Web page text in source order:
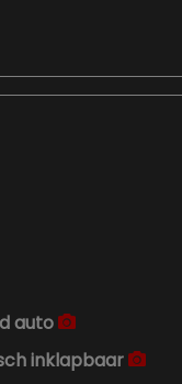
auto
inklapbaar